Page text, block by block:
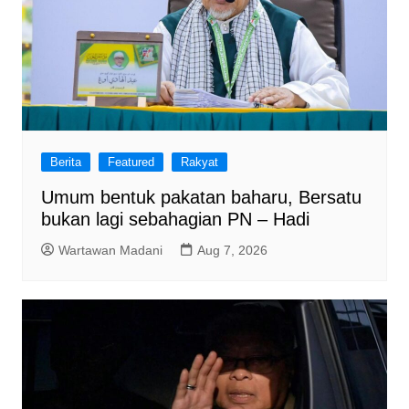
Berita Featured Rakyat
Umum bentuk pakatan baharu, Bersatu
bukan lagi sebahagian PN – Hadi
Wartawan Madani Aug 7, 2026